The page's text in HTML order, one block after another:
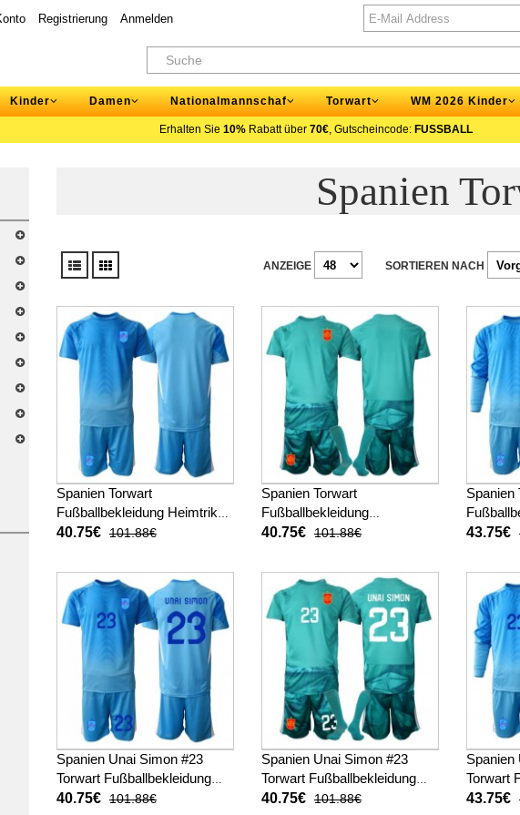
Registrierung Anmelden
Kinder Damen Nationalmannschaf Torwart WM 2026 Kinder
Erhalten Sie 10% Rabatt über 70€, Gutscheincode: FUSSBALL
Spanien
SORTIEREN NACH
ANZEIGE
Spanien Torwart
Fußballbekleidung Heimtrikot
Kinder WM 2026 Kurzarm (+
40.75€ 101.88€
Spanien Torwart
Fußballbekleidung
Auswärtstrikot Kinder WM
hosen)
40.75€ 101.88€
Spanien
Kinder
43.75€
Spanien Unai Simon #23
Torwart Fußballbekleidung
Heimtrikot Kinder WM 2026
40.75€ 101.88€
Spanien Unai Simon #23
Torwart Fußballbekleidung
Auswärtstrikot Kinder WM
40.75€ 101.88€
Spanien
Torwart
43.75€